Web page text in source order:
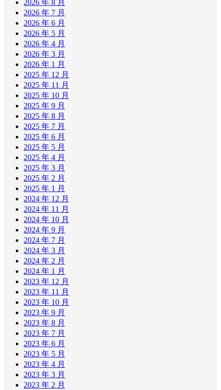
2026 年 8 月
2026 年 7 月
2026 年 6 月
2026 年 5 月
2026 年 4 月
2026 年 3 月
2026 年 1 月
2025 年 12 月
2025 年 11 月
2025 年 10 月
2025 年 9 月
2025 年 8 月
2025 年 7 月
2025 年 6 月
2025 年 5 月
2025 年 4 月
2025 年 3 月
2025 年 2 月
2025 年 1 月
2024 年 12 月
2024 年 11 月
2024 年 10 月
2024 年 9 月
2024 年 7 月
2024 年 3 月
2024 年 2 月
2024 年 1 月
2023 年 12 月
2023 年 11 月
2023 年 10 月
2023 年 9 月
2023 年 8 月
2023 年 7 月
2023 年 6 月
2023 年 5 月
2023 年 4 月
2023 年 3 月
2023 年 2 月